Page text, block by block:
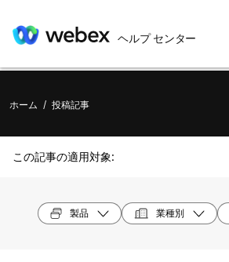
ヘルプ センター
ホーム / 投稿記事
この記事の適用対象:
製品 業種別